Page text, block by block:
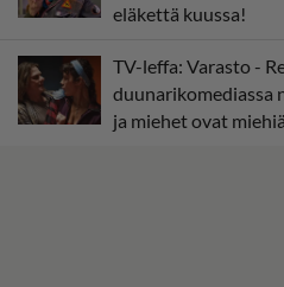
eläkettä kuussa!
TV-leffa: Varasto -
duunarikomediassa
ja miehet ovat miehiä